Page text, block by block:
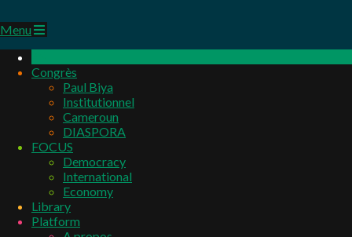
Primary
Menu
Menu
Congrès
Paul Biya
Institutionnel
Cameroun
DIASPORA
FOCUS
Democracy
International
Economy
Library
Platform